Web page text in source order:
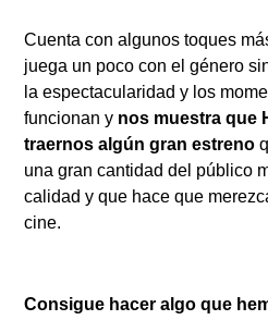
Cuenta con algunos toques
juega un poco con el género
la espectacularidad y los
funcionan y nos muestra que
traernos algún gran estreno
una gran cantidad del público
calidad y que hace que
cine.
Consigue hacer algo que